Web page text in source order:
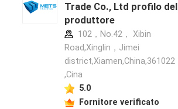
Trade Co., Ltd profilo del
produttore
102，No.42， Xibin
Road,Xinglin，Jimei
district,Xiamen,China,361022
,Cina
5.0
Fornitore verificato